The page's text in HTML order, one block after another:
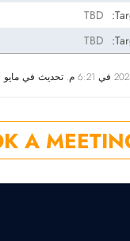
TBD
TBD